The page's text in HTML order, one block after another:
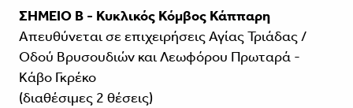
ΣΗΜΕΙΟ Β - Κυκλικός Κόμβος Κάππαρη
Απευθύνεται σε επιχειρήσεις Αγίας Τριάδας /
Οδού Βρυσουδιών και Λεωφόρου Πρωταρά -
Κάβο Γκρέκο
(διαθέσιμες 2 θέσεις)